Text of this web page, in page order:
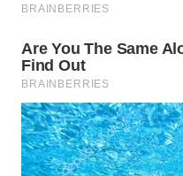
WN
TINGGI
WN
PAKPAK
WN